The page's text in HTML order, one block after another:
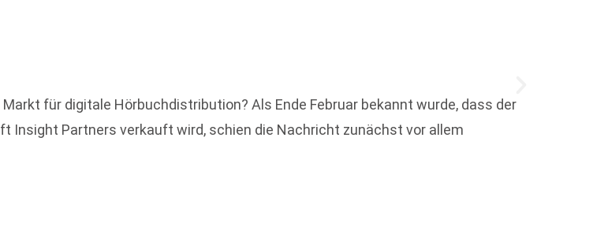
für digitale Hörbuchdistribution? Als Ende Februar bekannt wurde, dass der
Partners verkauft wird, schien die Nachricht zunächst vor allem